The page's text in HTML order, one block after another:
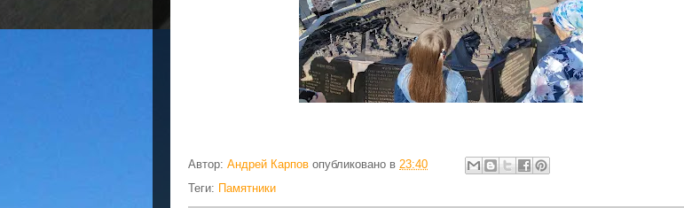
Автор: Андрей Карпов опубликовано в 23:40
Теги: Памятники